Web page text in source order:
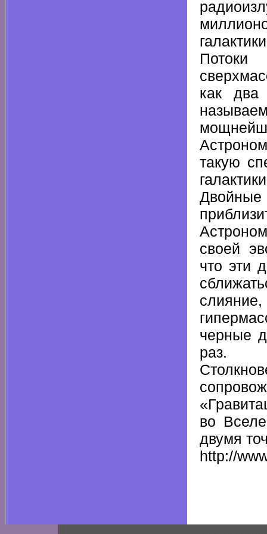
как
такую
своей
что эти
черные
раз.
во
двумя
http://